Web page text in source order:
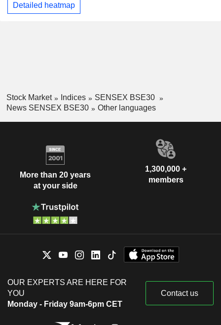
Detailed heatmap
Stock Market Indices
SENSEX BSE30
News SENSEX BSE30
Other languages
More than 20 years
at your side
1,300,000 +
members
OUR EXPERTS ARE HERE FOR
YOU
Monday - Friday 9am-6pm CET
Contact us